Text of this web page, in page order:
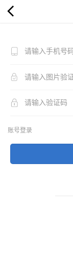
账号登录